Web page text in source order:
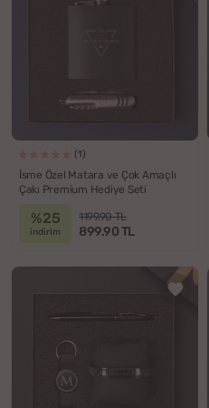
(1)
İsme Özel Matara ve Çok Amaçlı
Çakı Premium Hediye Seti
%25
indirim
1199.90 TL
899.90 TL